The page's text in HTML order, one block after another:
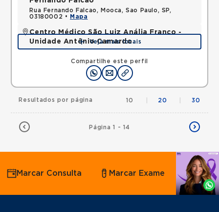
Compartilhe este perfil
Rua Fernando Falcao, Mooca, Sao Paulo, SP,
03180002 •
Mapa
Centro Médico São Luiz Anália Franco -
Unidade Antônio Camardo
Rua Antonio Camardo, Tatuape, Sao Paulo, SP,
Mapa
Veja mais locais
Página 1 - 14
Resultados por página 10 20 30
Agende
por
Whatsapp
Marcar Consulta Marcar Exame